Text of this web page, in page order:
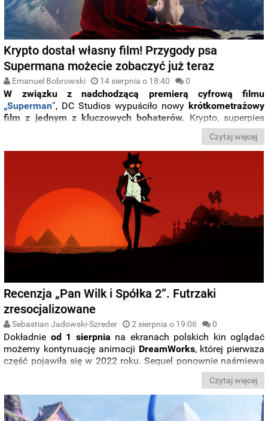
Krypto dostał własny film! Przygody psa
Supermana możecie zobaczyć już teraz
Emanuel Bobrowski 14 sierpnia o 18:40 0
W związku z nadchodzącą premierą cyfrową filmu
„Superman”, DC Studios wypuściło nowykrótkometrażowy
film z jednym z kluczowych bohaterów. Krypto, superpies
pod tymczasową opieką Supermana (David Corenswet),
Choć pies pojawi się również
w nadchodzącym filmie o Supergirl, fani dostali możliwość
obejrzenia nowych przygód Krypto znacznie wcześniej, niż się
Czytaj więcej
Recenzja „Pan Wilk i Spółka 2”. Futrzaki
zresocjalizowane
Sebastian Jadowski-Szreder 2 sierpnia o 19:06 0
Dokładnie od 1 sierpnia na ekranach polskich kin oglądać
możemy kontynuację animacji DreamWorks, której pierwsza
część pojawiła się w 2022 roku. Sequel ponownie naśmiewa
się z filmów gangstersko-sensacyjnych, głównie tak zwanych
”, nie szczędząc również morału. Czy jednak
przebija poprzedniczkę?
Czytaj więcej